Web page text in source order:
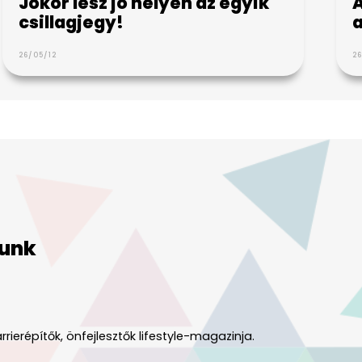
csillagjegy!
26/05/12
önfejlesztők lifestyle-magazinja.